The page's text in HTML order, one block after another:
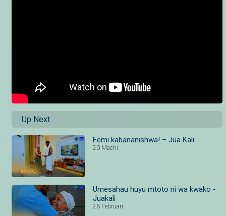
Up Next
Femi kabananishwa! – Jua Kali
20 Machi
Umesahau huyu mtoto ni wa kwako -
Juakali
26 Februari